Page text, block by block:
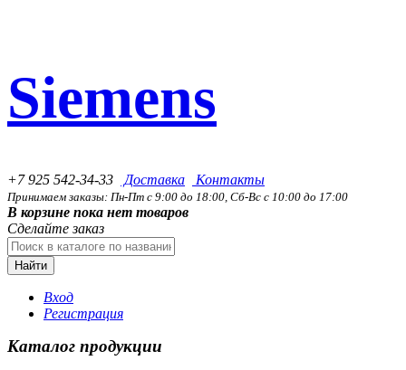
Siemens
+7 925 542-34-33 Доставка Контакты
Принимаем заказы: Пн-Пт с 9:00 до 18:00, Сб-Вс с 10:00 до 17:00
В корзине пока нет товаров
Сделайте заказ
Найти
Вход
Регистрация
Каталог продукции